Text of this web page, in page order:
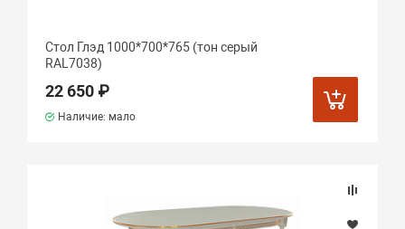
Стол Глэд 1000*700*765 (тон серый
RAL7038)
22 650 ₽
Наличие: мало